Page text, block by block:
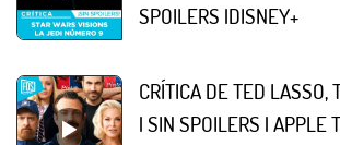
SPOILERS |DISNEY+
CRÍTICA DE TED LASSO,
| SIN SPOILERS | APPLE